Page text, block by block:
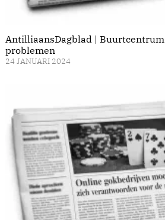
AntilliaansDagblad |
problemen
24 JANUARI 2024